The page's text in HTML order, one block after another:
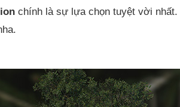
chính là sự lựa chọn tuyệt vời nhất.